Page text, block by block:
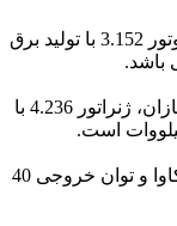
یکی از انواع موتورهای موتور سازان، موتور 3.152 با تولید برق
یکی دیگر از انواع دیزل ژنراتور موتور سازان، ژنراتور 4.236 با
دیزل ژنراتور MN4.244 با تولید برق 50 کاوا و توان خروجی 40